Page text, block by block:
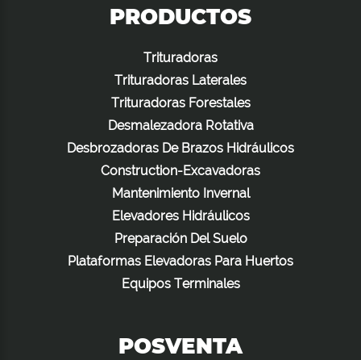
PRODUCTOS
Trituradoras
Trituradoras Laterales
Trituradoras Forestales
Desmalezadora Rotativa
Desbrozadoras De Brazos Hidráulicos
Construction-Excavadoras
Mantenimiento Invernal
Elevadores Hidráulicos
Preparación Del Suelo
Plataformas Elevadoras Para Huertos
Equipos Terminales
POSVENTA